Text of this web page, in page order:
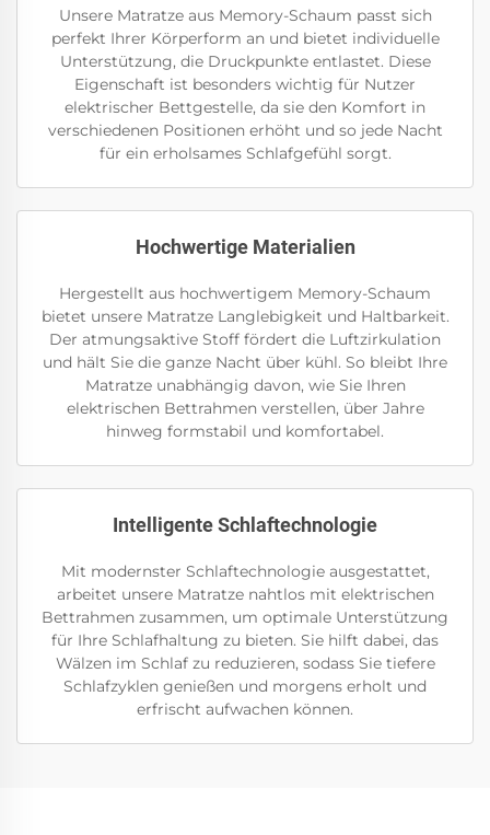
Unsere Matratze aus Memory-Schaum passt sich
perfekt Ihrer Körperform an und bietet individuelle
Unterstützung, die Druckpunkte entlastet. Diese
Eigenschaft ist besonders wichtig für Nutzer
elektrischer Bettgestelle, da sie den Komfort in
verschiedenen Positionen erhöht und so jede Nacht
für ein erholsames Schlafgefühl sorgt.
Hochwertige Materialien
Hergestellt aus hochwertigem Memory-Schaum
bietet unsere Matratze Langlebigkeit und Haltbarkeit.
Der atmungsaktive Stoff fördert die Luftzirkulation
und hält Sie die ganze Nacht über kühl. So bleibt Ihre
Matratze unabhängig davon, wie Sie Ihren
elektrischen Bettrahmen verstellen, über Jahre
hinweg formstabil und komfortabel.
Intelligente Schlaftechnologie
Mit modernster Schlaftechnologie ausgestattet,
arbeitet unsere Matratze nahtlos mit elektrischen
Bettrahmen zusammen, um optimale Unterstützung
für Ihre Schlafhaltung zu bieten. Sie hilft dabei, das
Wälzen im Schlaf zu reduzieren, sodass Sie tiefere
Schlafzyklen genießen und morgens erholt und
erfrischt aufwachen können.